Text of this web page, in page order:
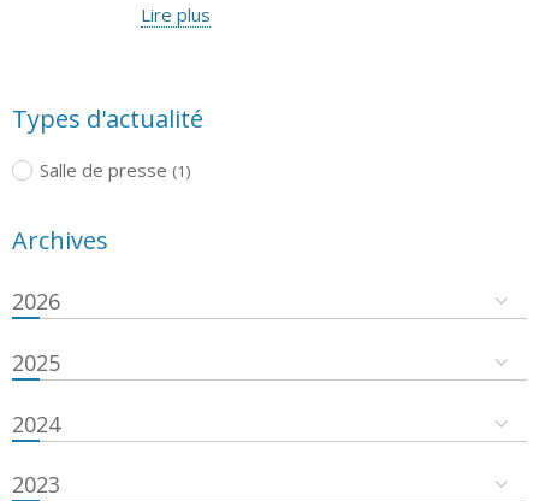
Lire plus
Types d'actualité
Salle de presse (1)
Archives
2026
2025
2024
2023